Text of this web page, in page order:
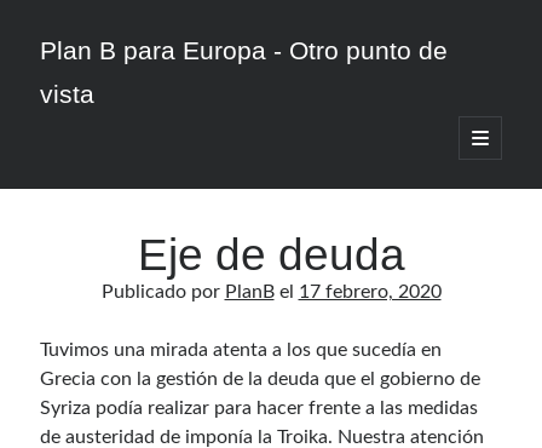
Plan B para Europa - Otro punto de
vista
abrir
menú
Barra
Categorías
Jornadas Febrero
Noticias
Eje de deuda
Publicado por PlanBel 17 febrero, 2020
Tuvimos una mirada atenta a los que sucedía en
Grecia con la gestión de la deuda que el gobierno de
Syriza podía realizar para hacer frente a las medidas
de austeridad de imponía la Troika. Nuestra atención